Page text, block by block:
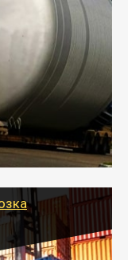
грузов
на
вам
и